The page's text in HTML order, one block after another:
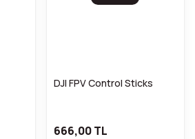
DJI FPV Control Sticks
666,00 TL